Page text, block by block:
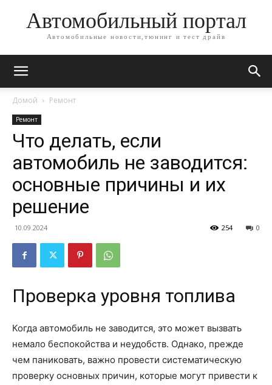
Автомобильный портал
Автомобильные новости,тюнинг и тест драйв
Домой Ремонт
Ремонт
Что делать, если
автомобиль не заводится:
основные причины и их
решение
10.09.2024 0
254
Проверка уровня топлива
Когда автомобиль не заводится, это может вызвать
немало беспокойства и неудобств. Однако, прежде
чем паниковать, важно провести систематическую
проверку основных причин, которые могут привести к